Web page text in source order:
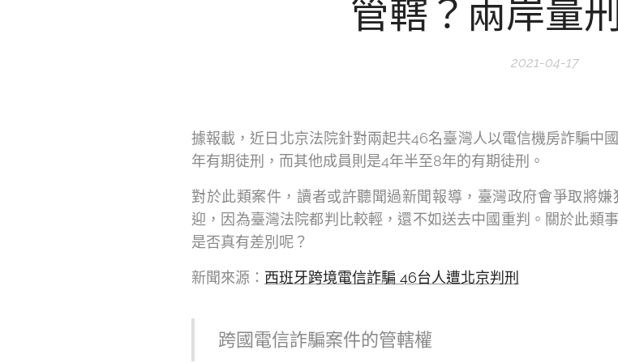
管轄？兩岸量
2021-04-17
據報載，近日北京法院針對兩起共46名臺灣人以電信機房詐騙中
年有期徒刑，而其他成員則是4年半至8年的有期徒刑。
對於此類案件，讀者或許聽聞過新聞報導，臺灣政府會爭取將
迎，因為臺灣法院都判比較輕，還不如送去中國重判。關於此類
是否真有差別呢？
新聞來源： 西班牙跨境電信詐騙 46台人遭北京判刑
跨國電信詐騙案件的管轄權